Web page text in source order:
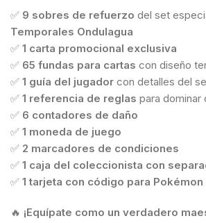
✅ 9 sobres de refuerzo del set
Temporales Ondulagua
✅ 1 carta promocional exclusiva
✅ 65 fundas para cartas con diseño
✅ 1 guía del jugador con detalles del
✅ 1 referencia de reglas para dominar
✅ 6 contadores de daño
✅ 1 moneda de juego
✅ 2 marcadores de condiciones
✅ 1 caja del coleccionista con
✅ 1 tarjeta con código para Pokémon
🔥 ¡Equípate como un verdadero